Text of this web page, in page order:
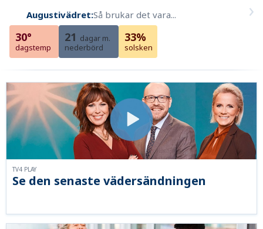
Augustivädret:Så brukar det vara...
30°
dagstemp
21 dagar m.
nederbörd
33%
solsken
Se den senaste vädersändningen
TV4 PLAY